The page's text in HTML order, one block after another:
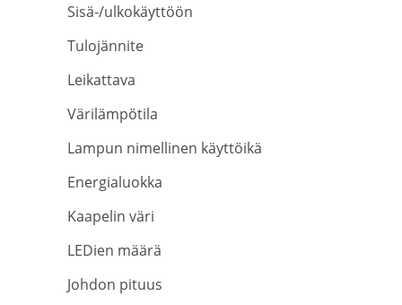
Sisä-/ulkokäyttöön
Tulojännite
Leikattava
Värilämpötila
Lampun nimellinen käyttöikä
Energialuokka
Kaapelin väri
LEDien määrä
Johdon pituus